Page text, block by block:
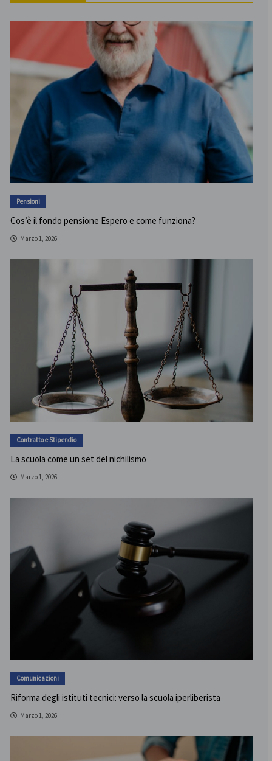
Pensioni
Cos’è il fondo pensione Espero e come funziona?
Marzo 1, 2026
Contratto e Stipendio
La scuola come un set del nichilismo
Marzo 1, 2026
Comunicazioni
Riforma degli istituti tecnici: verso la scuola iperliberista
Marzo 1, 2026